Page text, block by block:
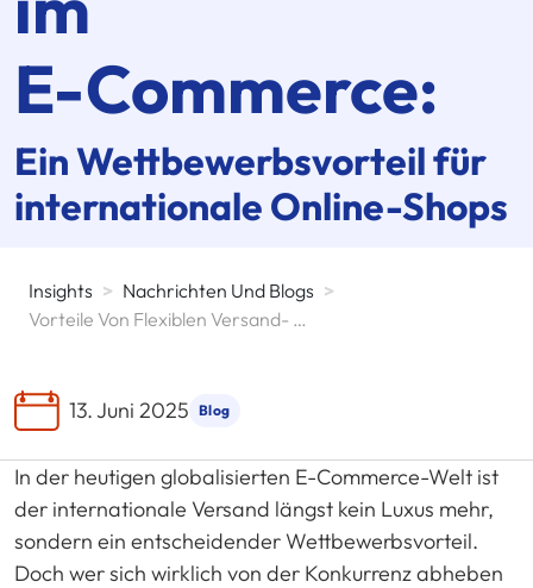
E-Commerce:
Ein Wettbewerbsvorteil für
internationale Online-Shops
Insights > Nachrichten Und Blogs >
Vorteile Von Flexiblen Versand- Und Lieferoptionen Im E-Commerce
13. Juni 2025 Blog
In der heutigen globalisierten E-Commerce-Welt ist
der internationale Versand längst kein Luxus mehr,
sondern ein entscheidender Wettbewerbsvorteil.
Doch wer sich wirklich von der Konkurrenz abheben